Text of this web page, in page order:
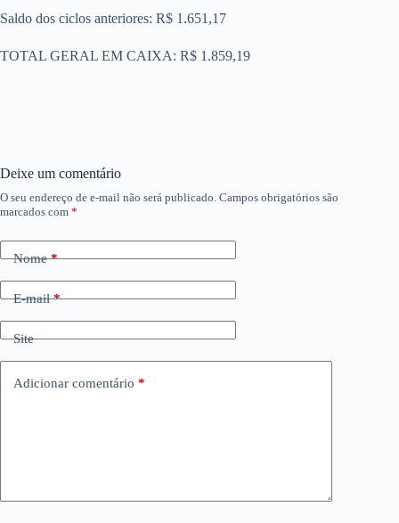
Saldo dos ciclos anteriores: R$ 1.651,17
TOTAL GERAL EM CAIXA: R$ 1.859,19
Deixe um comentário
O seu endereço de e-mail não será publicado. Campos obrigatórios são
marcados com *
Nome*
E-mail*
Site
Adicionar comentário *